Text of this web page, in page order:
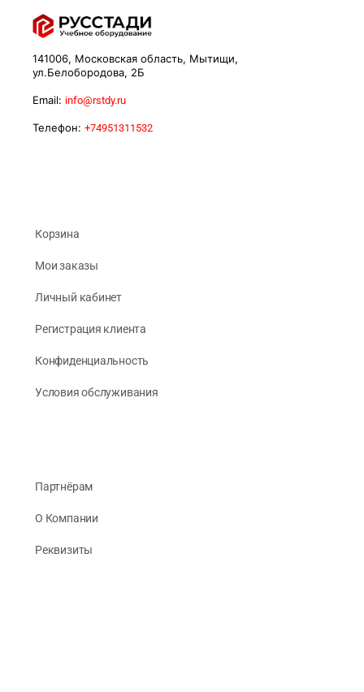
141006, Московская область, Мытищи,
ул.Белобородова, 2Б
Email: info@rstdy.ru
Телефон: +74951311532
Корзина
Мои заказы
Личный кабинет
Регистрация клиента
Конфиденциальность
Условия обслуживания
Партнёрам
О Компании
Реквизиты